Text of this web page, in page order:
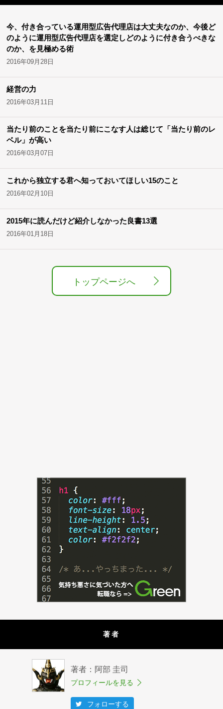
今、付き合っている運用型広告代理店は大丈夫なのか、今後ど
のように運用型広告代理店を選定しどのように付き合うべきな
のか、を見極める術
2016年09月28日
経営の力
2016年03月11日
当たり前のことを当たり前にこなす人は総じて「当たり前のレ
ベル」が高い
2016年03月07日
これから独立する君へ知っておいてほしい15のこと
2016年02月10日
2015年に読んだけど紹介しなかった良書13選
2016年01月18日
トップページへ
著者
著者：阿部 圭司
プロフィールを見る
フォローする